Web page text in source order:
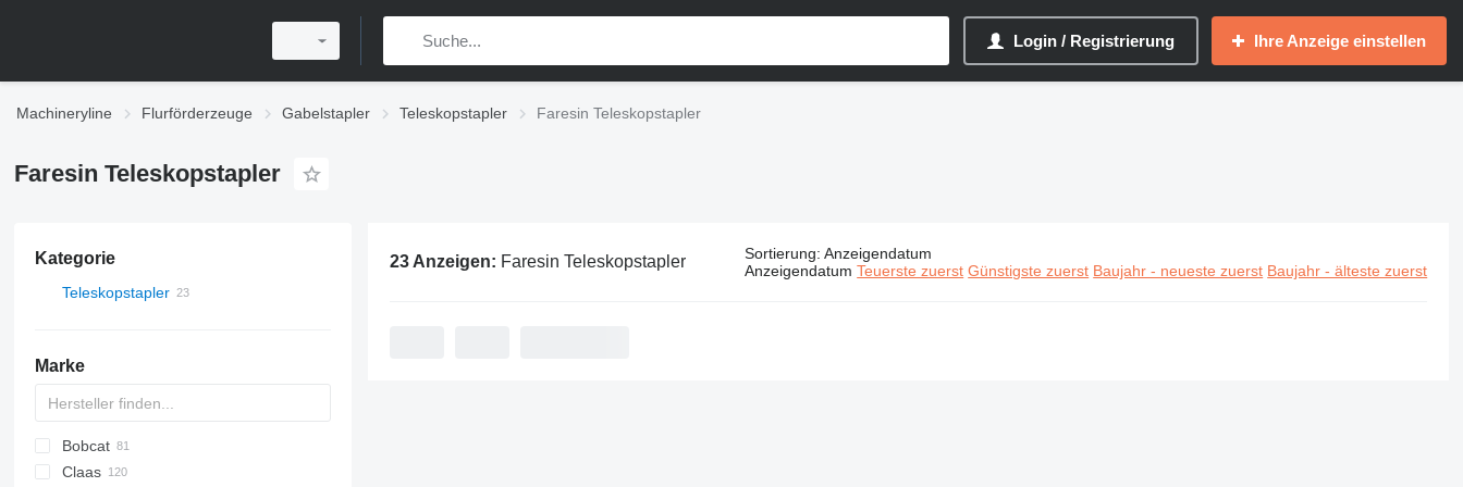
Login / Registrierung Ihre Anzeige einstellen
Machineryline Flurförderzeuge Gabelstapler Teleskopstapler Faresin Teleskopstapler
Faresin Teleskopstapler
Kategorie
Teleskopstapler
Marke
T-series
700 - series
Bobcat
553
Farmlift
CX
314
Claas
23 Anzeigen: Faresin Teleskopstapler Sortierung: Anzeigendatum
Anzeigendatum Teuerste zuerst Günstigste zuerst Baujahr - neueste zuerst Baujahr - älteste zuerst